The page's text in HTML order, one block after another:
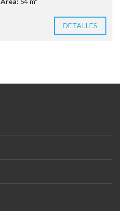
DETALLES